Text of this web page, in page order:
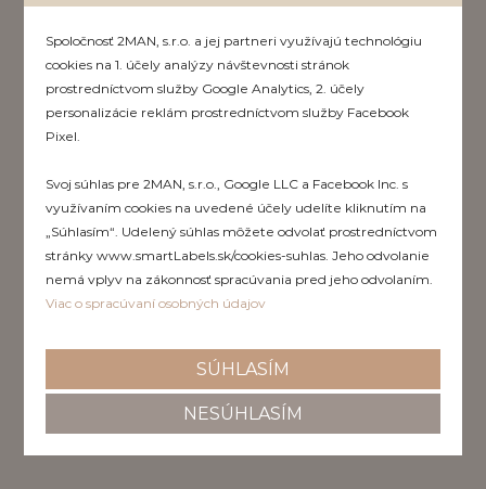
Spoločnosť 2MAN, s.r.o. a jej partneri využívajú technológiu
cookies na 1. účely analýzy návštevnosti stránok
prostredníctvom služby Google Analytics, 2. účely
personalizácie reklám prostredníctvom služby Facebook
Pixel.
Svoj súhlas pre 2MAN, s.r.o., Google LLC a Facebook Inc. s
využívaním cookies na uvedené účely udelíte kliknutím na
„Súhlasím“. Udelený súhlas môžete odvolať prostredníctvom
stránky www.smartLabels.sk/cookies-suhlas. Jeho odvolanie
nemá vplyv na zákonnosť spracúvania pred jeho odvolaním.
Viac o spracúvaní osobných údajov
SÚHLASÍM
NESÚHLASÍM